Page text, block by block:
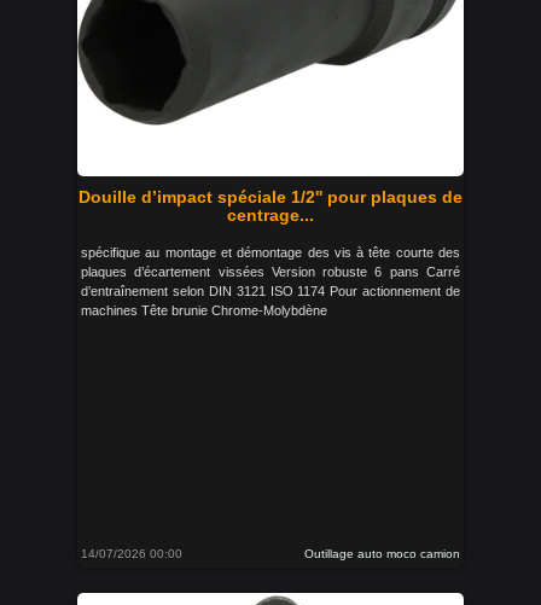
Douille d’impact spéciale 1/2'' pour plaques de
centrage...
spécifique au montage et démontage des vis à tête courte des
plaques d’écartement vissées Version robuste 6 pans Carré
d’entraînement selon DIN 3121 ISO 1174 Pour actionnement de
machines Tête brunie Chrome-Molybdène
14/07/2026 00:00 Outillage auto moco camion